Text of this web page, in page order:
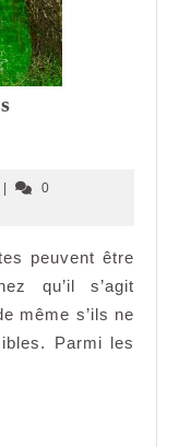
lescygnes
0
peuvent être
qu’il s’agit
même s’ils ne
Parmi les